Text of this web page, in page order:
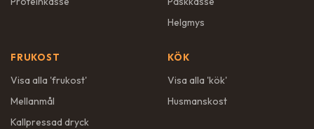
Helgmys
FRUKOST
Visa alla 'frukost'
Mellanmål
Kallpressad dryck
KÖK
Visa alla 'kök'
Husmanskost